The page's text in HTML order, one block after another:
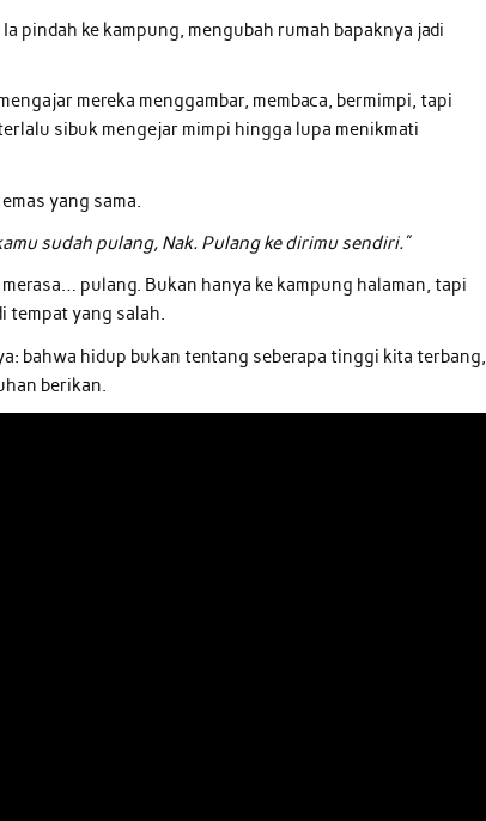
pindah ke kampung, mengubah rumah bapaknya jadi
mereka menggambar, membaca, bermimpi, tapi
sibuk mengejar mimpi hingga lupa menikmati
yang sama.
sudah pulang, Nak. Pulang ke dirimu sendiri.”
pulang. Bukan hanya ke kampung halaman, tapi
tempat yang salah.
bahwa hidup bukan tentang seberapa tinggi kita terbang,
berikan.